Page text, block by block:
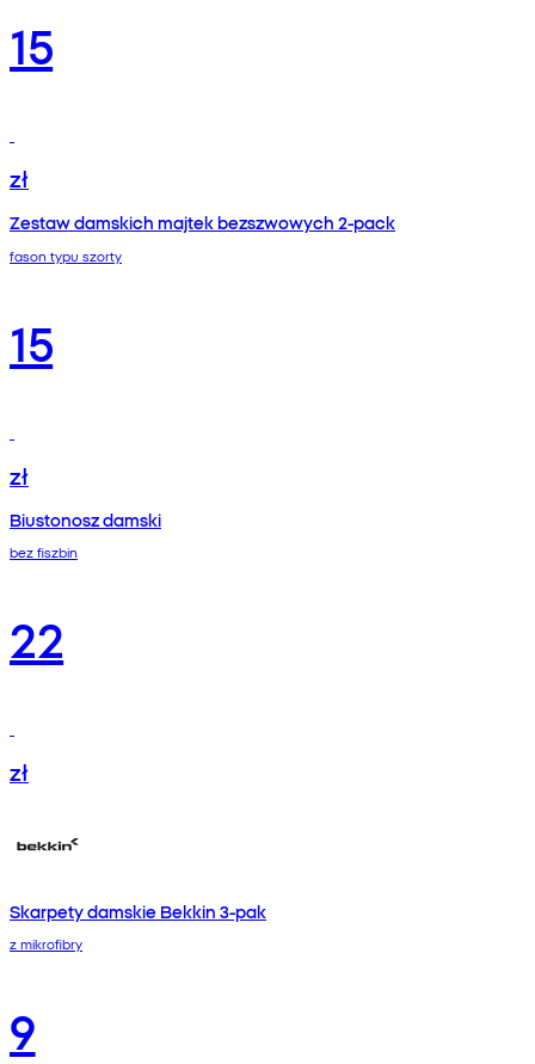
15
zł
Zestaw damskich majtek bezszwowych 2-pack
fason typu szorty
15
zł
Biustonosz damski
bez fiszbin
22
zł
Skarpety damskie Bekkin 3-pak
z mikrofibry
9